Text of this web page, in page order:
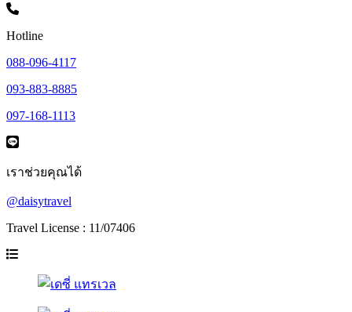
Hotline
088-096-4117
093-883-8885
097-168-1113
เราช่วยคุณได้
@daisytravel
Travel License : 11/07406